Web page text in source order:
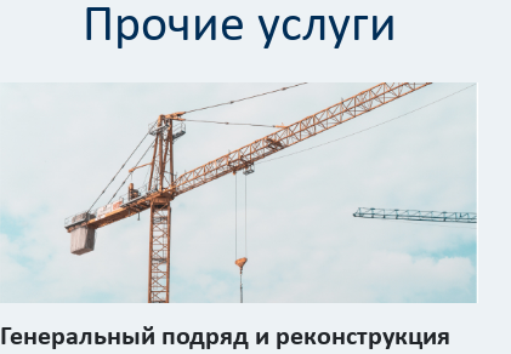
Прочие услуги
Генеральный подряд и реконструкция